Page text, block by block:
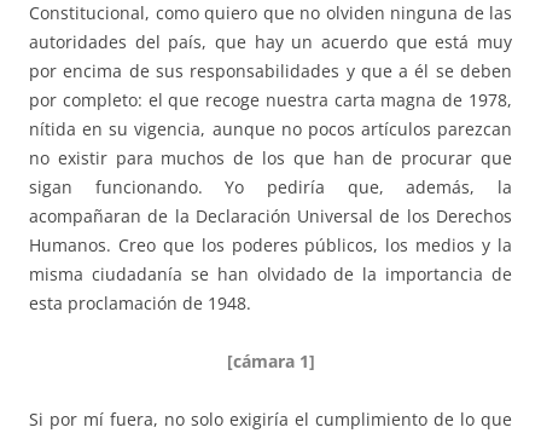
Constitucional, como quiero que no olviden ninguna de las
autoridades del país, que hay un acuerdo que está muy
por encima de sus responsabilidades y que a él se deben
por completo: el que recoge nuestra carta magna de 1978,
nítida en su vigencia, aunque no pocos artículos parezcan
no existir para muchos de los que han de procurar que
sigan funcionando. Yo pediría que, además, la
acompañaran de la Declaración Universal de los Derechos
Humanos. Creo que los poderes públicos, los medios y la
misma ciudadanía se han olvidado de la importancia de
esta proclamación de 1948.
[cámara 1]
Si por mí fuera, no solo exigiría el cumplimiento de lo que